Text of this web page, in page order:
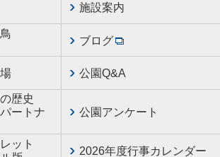
施設案内
ブログ
公園Q&A
歴史
ートナ
公園アンケート
ット
2026年度行事カレンダー